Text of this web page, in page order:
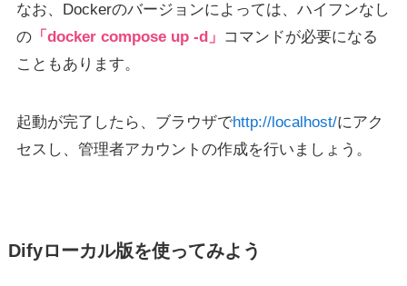
なお、Dockerのバージョンによっては、ハイフンなし
の「docker compose up -d」 コマンドが必要になる
こともあります。
起動が完了したら、ブラウザでhttp://localhost/にアク
セスし、管理者アカウントの作成を行いましょう。
Difyローカル版を使ってみよう